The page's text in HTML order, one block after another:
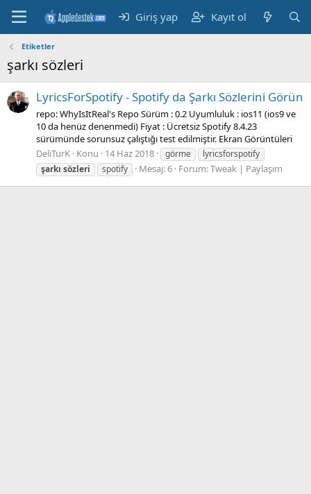
Giriş yap Kayıt ol
Etiketler
şarkı sözleri
LyricsForSpotify - Spotify da Şarkı Sözlerini Görün
repo: WhyIsItReal's Repo Sürüm : 0.2 Uyumluluk : ios11 (ios9 ve
10 da henüz denenmedi) Fiyat : Ücretsiz Spotify 8.4.23
sürümünde sorunsuz çalıştığı test edilmiştir. Ekran Görüntüleri
DeliTurK Konu 14 Haz 2018 görme
lyricsforspotify
şarkı sözleri spotify Mesaj: 6 Forum:Tweak | Paylaşım